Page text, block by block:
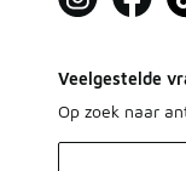
Veelgestelde
Op zoek naar